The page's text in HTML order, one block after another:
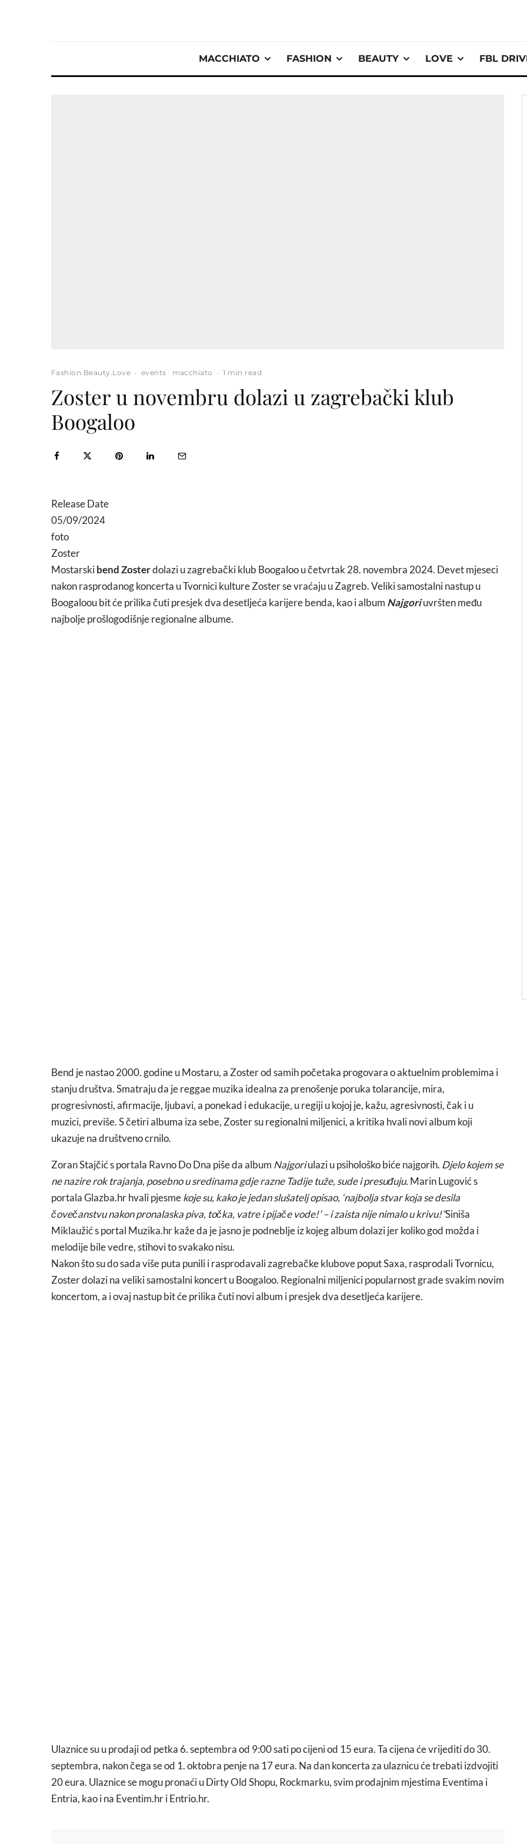
MACCHIATO FASHION BEAUTY LOVE FBL
Fashion.Beauty.Love · events macchiato · 1 min read
Zoster u novembru dolazi u zagrebački klub
Boogaloo
Release Date
05/09/2024
foto
Zoster
Mostarskibend Zosterdolazi u zagrebački klub Boogaloo u četvrtak 28. novembra 2024. Devet mjeseci
nakon rasprodanog koncerta u Tvornici kulture Zoster se vraćaju u Zagreb. Veliki samostalni nastup u
Boogaloou bit će prilika čuti presjek dva desetljeća karijere benda, kao i album Najgoriuvršten među
najbolje prošlogodišnje regionalne albume.
Bend je nastao 2000. godine u Mostaru, a Zoster od samih početaka progovara o aktuelnim problemima i
stanju društva. Smatraju da je reggae muzika idealna za prenošenje poruka tolarancije, mira,
progresivnosti, afirmacije, ljubavi, a ponekad i edukacije, u regiji u kojoj je, kažu, agresivnosti, čak i u
muzici, previše. S četiri albuma iza sebe, Zoster su regionalni miljenici, a kritika hvali novi album koji
ukazuje na društveno crnilo.
Zoran Stajčić s portala Ravno Do Dna piše da album Najgoriulazi u psihološko biće najgorih. Djelo kojem se
ne nazire rok trajanja, posebno u sredinama gdje razne Tadije tuže, sude i presuđuju. Marin Lugović s
portala Glazba.hr hvali pjesmekoje su, kako je jedan slušatelj opisao, ‘najbolja stvar koja se desila
čovečanstvu nakon pronalaska piva, točka, vatre i pijače vode!’ – i zaista nije nimalo u krivu!”Siniša
Miklaužić s portal Muzika.hr kaže da je jasno je podneblje iz kojeg album dolazi jer koliko god možda i
melodije bile vedre, stihovi to svakako nisu.
Nakon što su do sada više puta punili i rasprodavali zagrebačke klubove poput Saxa, rasprodali Tvornicu,
Zoster dolazi na veliki samostalni koncert u Boogaloo. Regionalni miljenici popularnost grade svakim novim
koncertom, a i ovaj nastup bit će prilika čuti novi album i presjek dva desetljeća karijere.
Ulaznice su u prodaji od petka 6. septembra od 9:00 sati po cijeni od 15 eura. Ta cijena će vrijediti do 30.
septembra, nakon čega se od 1. oktobra penje na 17 eura. Na dan koncerta za ulaznicu će trebati izdvojiti
20 eura. Ulaznice se mogu pronaći u Dirty Old Shopu, Rockmarku, svim prodajnim mjestima Eventima i
Entria, kao i na Eventim.hr i Entrio.hr.